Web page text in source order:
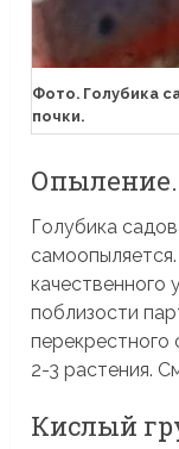
Фото. Голубика
почки.
Опыление.
Голубика
поблизости
перекрестного
2-3 растения.
Кислый